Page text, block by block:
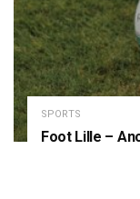
SPORTS
Foot Lille –